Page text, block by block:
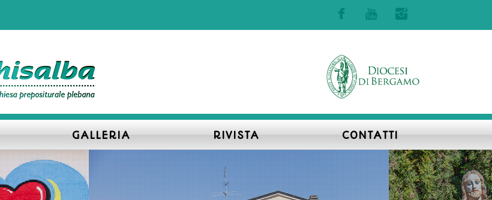
GALLERIA RIVISTA CONTATTI